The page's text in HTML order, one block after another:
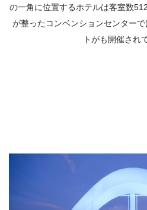
の一角に位置するホテルは客室数
が整ったコンベンションセンター
トがも開催され